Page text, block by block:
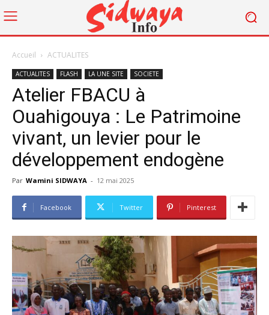
Accueil ACTUALITES
ACTUALITES FLASH LA UNE SITE SOCIETE
Atelier FBACU à
Ouahigouya : Le Patrimoine
vivant, un levier pour le
développement endogène
Par Wamini SIDWAYA - 12 mai 2025
Facebook Twitter Pinterest